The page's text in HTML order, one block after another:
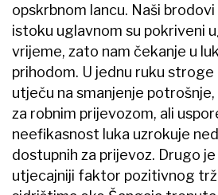
opskrbnom lancu. Naši brodovi
istoku uglavnom su pokriveni
vrijeme, zato nam čekanje u
prihodom. U jednu ruku
utječu na smanjenje
za robnim prijevozom, ali
neefikasnost luka uzrokuje
dostupnih za prijevoz. Drugo
utjecajniji faktor pozitivnog